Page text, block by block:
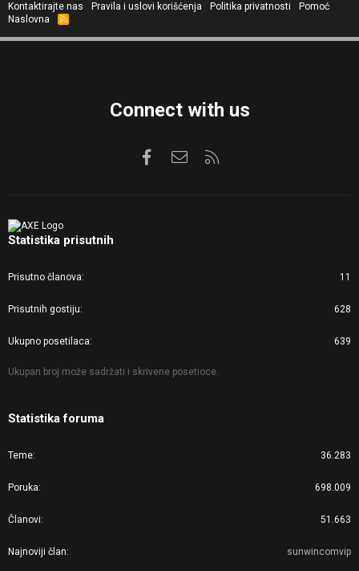
Kontaktirajte nas
Pravila i uslovi korišćenja Politika privatnosti
Pomoć
Naslovna
R
S
Connect with us
FacebookKontaktirajte nas
Statistika prisutnih
Prisutno članova 11
Prisutnih gostiju 628
Ukupno posetilaca 639
Ukupan broj može sadržati i skrivene posetioce.
Statistika foruma
Teme 36.283
Poruka 698.009
Članovi 51.663
Najnoviji član sunwincomvip